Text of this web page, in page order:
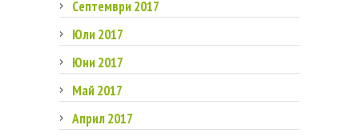
Септември 2017
Юли 2017
Юни 2017
Май 2017
Април 2017